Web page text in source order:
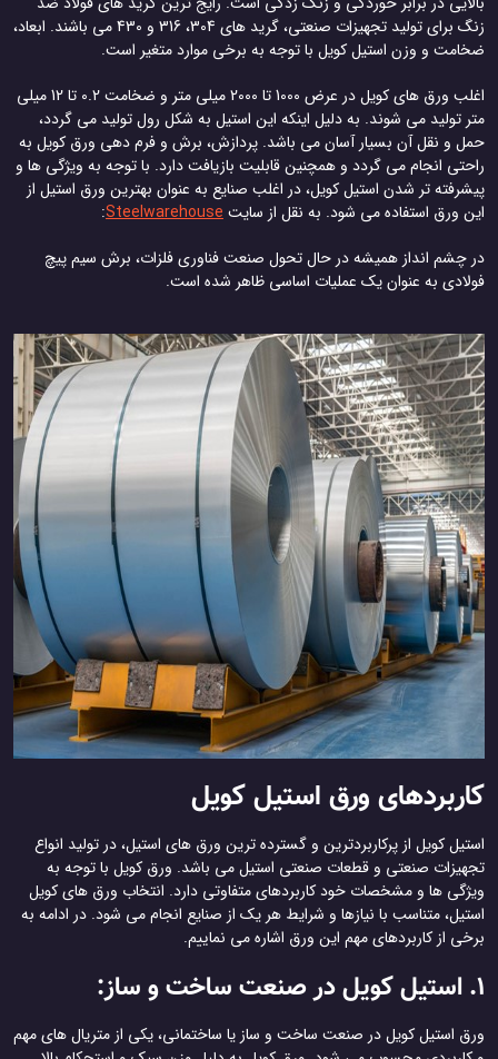
زنگ برای تولید تجهیزات صنعتی، گرید های 304، 316 و 430 می باشند. ابعاد،
ضخامت و وزن استیل کویل با توجه به برخی موارد متغیر است.
اغلب ورق های کویل در عرض 1000 تا 2000 میلی متر و ضخامت 0.2 تا 12 میلی
متر تولید می شوند. به دلیل اینکه این استیل به شکل رول تولید می گردد،
حمل و نقل آن بسیار آسان می باشد. پردازش، برش و فرم دهی ورق کویل به
راحتی انجام می گردد و همچنین قابلیت بازیافت دارد. با توجه به ویژگی ها و
پیشرفته تر شدن استیل کویل، در اغلب صنایع به عنوان بهترین ورق استیل از
این ورق استفاده می شود. به نقل از سایتSteelwarehouse
:
در چشم انداز همیشه در حال تحول صنعت فناوری فلزات، برش سیم پیچ
فولادی به عنوان یک عملیات اساسی ظاهر شده است.
کاربردهای ورق استیل کویل
استیل کویل از پرکاربردترین و گسترده ترین ورق های استیل، در تولید انواع
تجهیزات صنعتی و قطعات صنعتی استیل می باشد. ورق کویل با توجه به
ویژگی ها و مشخصات خود کاربردهای متفاوتی دارد. انتخاب ورق های کویل
استیل، متناسب با نیازها و شرایط هر یک از صنایع انجام می شود. در ادامه به
برخی از کاربردهای مهم این ورق اشاره می نماییم.
1. استیل کویل در صنعت ساخت و ساز:
ورق استیل کویل در صنعت ساخت و ساز یا ساختمانی، یکی از متریال های مهم